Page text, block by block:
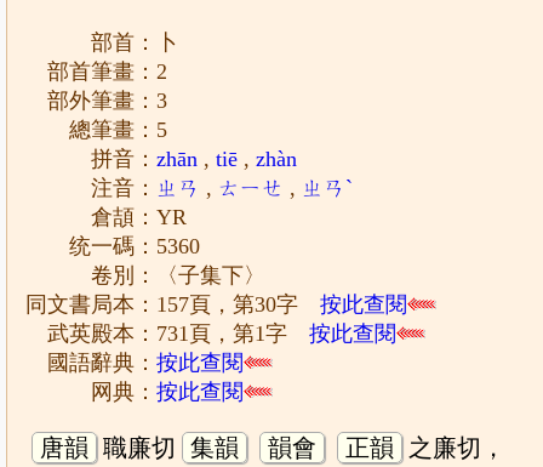
部首：卜
部首筆畫：2
部外筆畫：3
總筆畫：5
拼音：zhān ,tiē ,zhàn
注音： ㄓㄢ , ㄊㄧㄝ , ㄓㄢˋ
倉頡：YR
统一碼：5360
卷別：〈子集下〉
同文書局本：157頁，第30字按此查閱
武英殿本：731頁，第1字按此查閱
國語辭典：按此查閱
网典：按此查閱
唐韻 職廉切 集韻 韻會 正韻
之廉切，